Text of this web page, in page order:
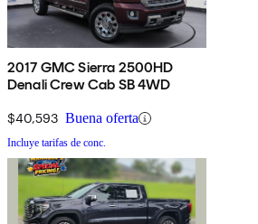
2017 GMC Sierra 2500HD
Denali Crew Cab SB 4WD
$40,593 Buena oferta
Incluye tarifas de conc.